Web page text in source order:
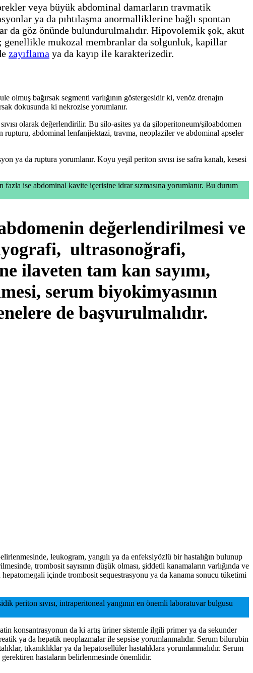
veya büyük abdominal damarların travmatik
ya da pıhtılaşma anormalliklerine bağlı spontan
da göz önünde bulundurulmalıdır. Hipovolemik şok, akut
mukozal membranlar da solgunluk, kapillar
zayıflama ya da kayıp ile karakterizedir.
olmuş bağırsak segmenti varlığının göstergesidir ki, venöz drenajın
dokusunda ki nekrozise yorumlanır.
olarak değerlendirilir. Bu silo-asites ya da şiloperitoneum/şiloabdomen
abdominal lenfanjiektazi, travma, neoplaziler ve abdominal apseler
ya da ruptura yorumlanır. Koyu yeşil periton sıvısı ise safra kanalı, kesesi
ise abdominal kavite içerisine idrar sızmasına yorumlanır. Bu durum
değerlendirilmesi ve
ultrasonoğrafi,
ilaveten tam kan sayımı,
serum biyokimyasının
de başvurulmalıdır.
leukogram, yangılı ya da enfeksiyözlü bir hastalığın bulunup
trombosit sayısının düşük olması, şiddetli kanamaların varlığında ve
içinde trombosit sequestrasyonu ya da kanama sonucu tüketimi
periton sıvısı, intraperitoneal yangının en önemli laboratuvar bulgusu
konsantrasyonun da ki artış üriner sistemle ilgili primer ya da sekunder
ya da hepatik neoplazmalar ile sepsise yorumlanmalıdır. Serum bilurubin
tıkanıklıklar ya da hepatosellüler hastalıklara yorumlanmalıdır. Serum
hastaların belirlenmesinde önemlidir.